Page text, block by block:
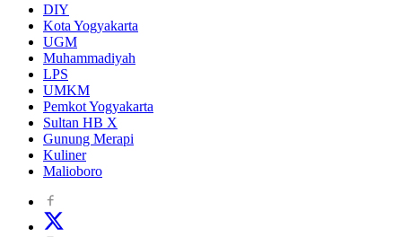
DIY
Kota Yogyakarta
UGM
Muhammadiyah
LPS
UMKM
Pemkot Yogyakarta
Sultan HB X
Gunung Merapi
Kuliner
Malioboro